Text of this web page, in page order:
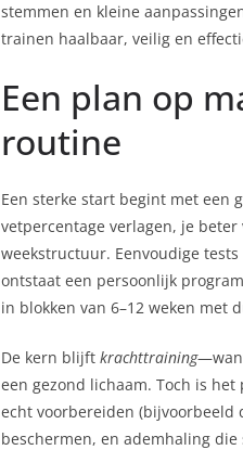
stemmen en kleine
trainen haalbaar, veilig en
Een plan op
routine
Een sterke start begint met een
vetpercentage verlagen, je
weekstructuur. Eenvoudige
ontstaat een persoonlijk
in blokken van 6–12 weken met
De kern blijft krachttraining
een gezond lichaam. Toch is
echt voorbereiden (bijvoorbeeld
beschermen, en ademhaling